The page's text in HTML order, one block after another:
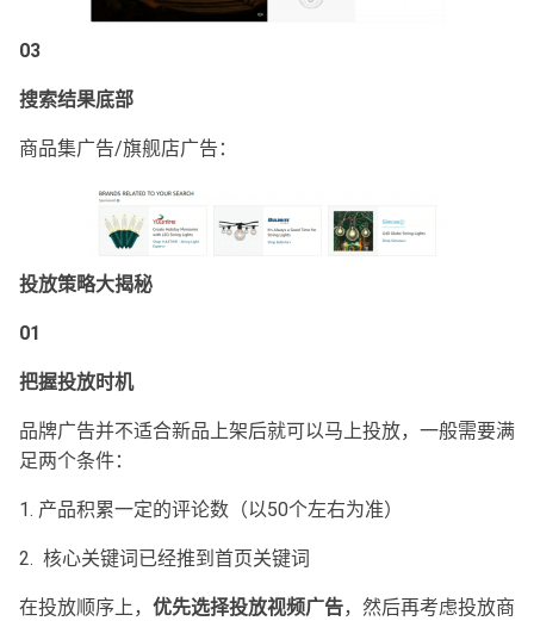
03
搜索结果底部
商品集广告/旗舰店广告：
投放策略大揭秘
01
把握投放时机
品牌广告并不适合新品上架后就可以马上投放，一般需要满
足两个条件：
1. 产品积累一定的评论数（以50个左右为准）
2. 核心关键词已经推到首页关键词
在投放顺序上， 优先选择投放视频广告，然后再考虑投放商